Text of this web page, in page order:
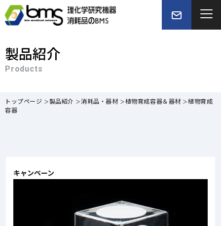
製品紹介
Products
トップページ 製品紹介 消耗品・器材 植物育成容器＆器材
植物育成
容器
キャンペーン